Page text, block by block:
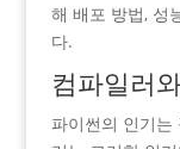
해 배포 방법, 성
다.
컴파일러
파이썬의 인기는